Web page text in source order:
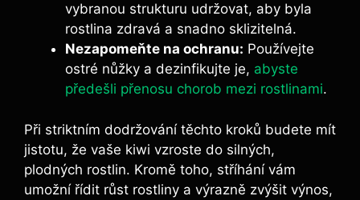
vybranou strukturu udržovat, aby byla
rostlina zdravá a snadno sklizitelná.
Nezapomeňte na ochranu: Používejte
ostré nůžky a dezinfikujte je, abyste
předešli přenosu chorob mezi rostlinami.
Při striktním dodržování těchto kroků budete mít
jistotu, že vaše kiwi vzroste do silných,
plodných rostlin. Kromě toho, stříhání vám
umožní řídit růst rostliny a výrazně zvýšit výnos,